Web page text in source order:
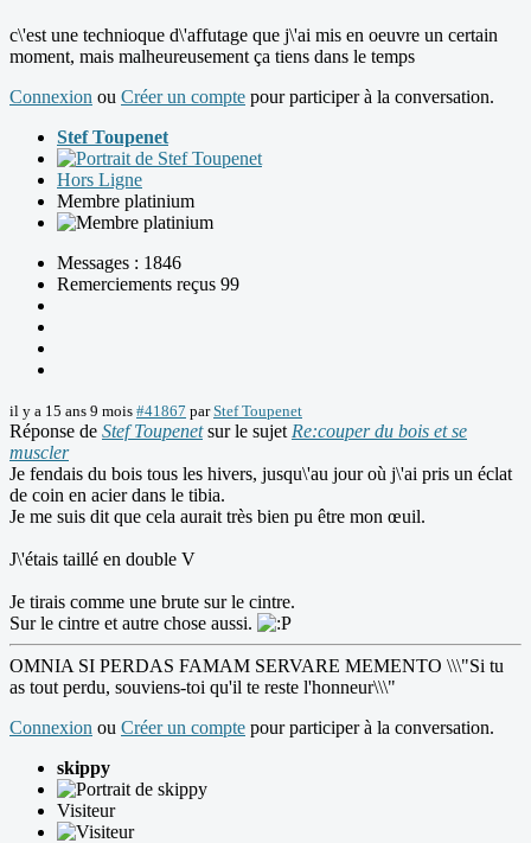
c\'est une technioque d\'affutage que j\'ai mis en oeuvre un certain
moment, mais malheureusement ça tiens dans le temps
Connexion ou Créer un compte pour participer à la conversation.
Stef Toupenet
Hors Ligne
Membre platinium
Messages : 1846
Remerciements reçus 99
il y a 15 ans 9 mois #41867 parStef Toupenet
Réponse de Stef Toupenetsur le sujet Re:couper du bois et se
muscler
Je fendais du bois tous les hivers, jusqu\'au jour où j\'ai pris un éclat
de coin en acier dans le tibia.
Je me suis dit que cela aurait très bien pu être mon œuil.
J\'étais taillé en double V
Je tirais comme une brute sur le cintre.
Sur le cintre et autre chose aussi.
OMNIA SI PERDAS FAMAM SERVARE MEMENTO \\\"Si tu
as tout perdu, souviens-toi qu'il te reste l'honneur\\\"
Connexion ou Créer un compte pour participer à la conversation.
skippy
Visiteur